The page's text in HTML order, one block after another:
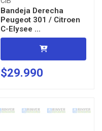
Bandeja Derecha
Peugeot 301 / Citroen
C-Elysee ...
$29.990